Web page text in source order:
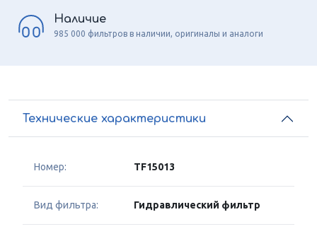
Наличие
985 000 фильтров в наличии, оригиналы и аналоги
Технические характеристики
Номер: TF15013
Вид фильтра: Гидравлический фильтр